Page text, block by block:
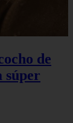
de
súper